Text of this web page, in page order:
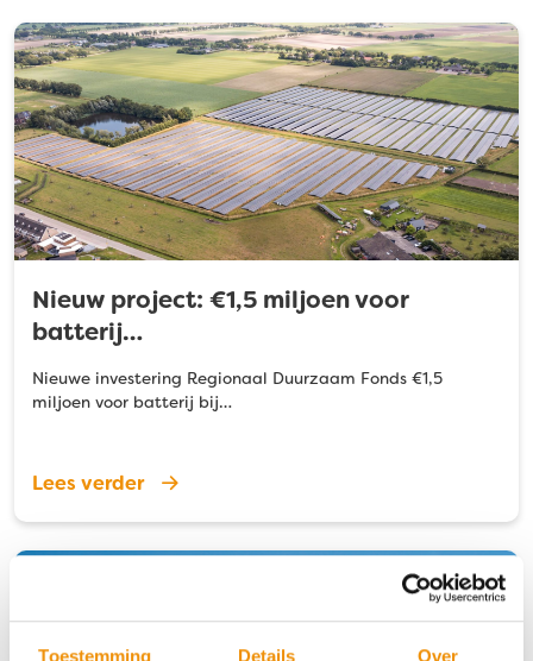
Toestemming Details Over
Nieuw project: €1,5 miljoen voor
batterij…
Nieuwe investering Regionaal Duurzaam Fonds €1,5
miljoen voor batterij bij…
Lees verder